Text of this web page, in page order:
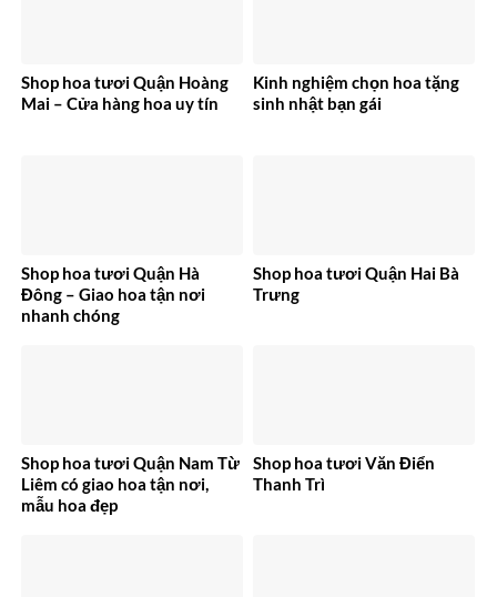
Shop hoa tươi Quận Hoàng
Mai – Cửa hàng hoa uy tín
Kinh nghiệm chọn hoa tặng
sinh nhật bạn gái
Shop hoa tươi Quận Hà
Đông – Giao hoa tận nơi
nhanh chóng
Shop hoa tươi Quận Hai Bà
Trưng
Shop hoa tươi Quận Nam Từ
Liêm có giao hoa tận nơi,
mẫu hoa đẹp
Shop hoa tươi Văn Điển
Thanh Trì